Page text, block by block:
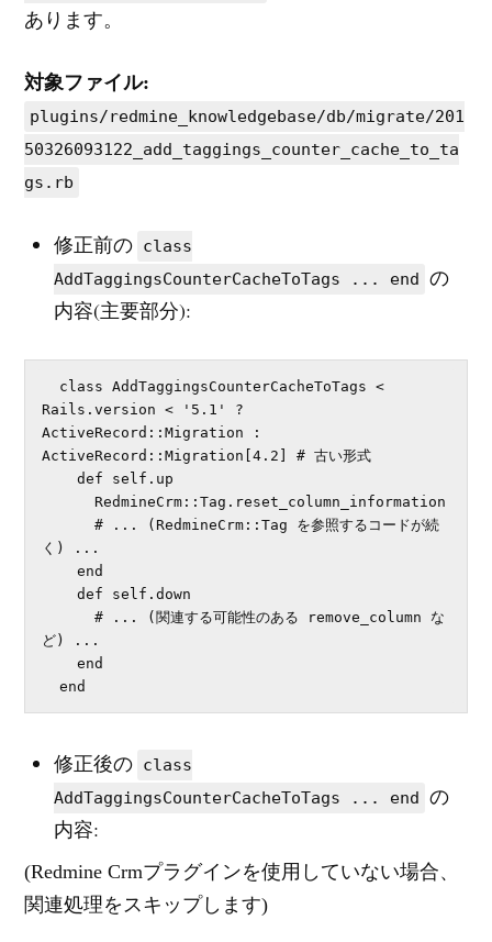
あります。
対象ファイル:
plugins/redmine_knowledgebase/db/migrate/201
50326093122_add_taggings_counter_cache_to_ta
gs.rb
修正前の class
AddTaggingsCounterCacheToTags ... end の
内容(主要部分):
Rails.version < '5.1' ?
ActiveRecord::Migration :
ActiveRecord::Migration[4.2] # 古い形式
    def self.up
      # ... (RedmineCrm::Tag を参照するコードが続
く) ...
    end
    def self.down
      # ... (関連する可能性のある remove_column な
ど) ...
    end
  end
修正後の class
AddTaggingsCounterCacheToTags ... end の
内容:
(Redmine Crmプラグインを使用していない場合、
関連処理をスキップします)